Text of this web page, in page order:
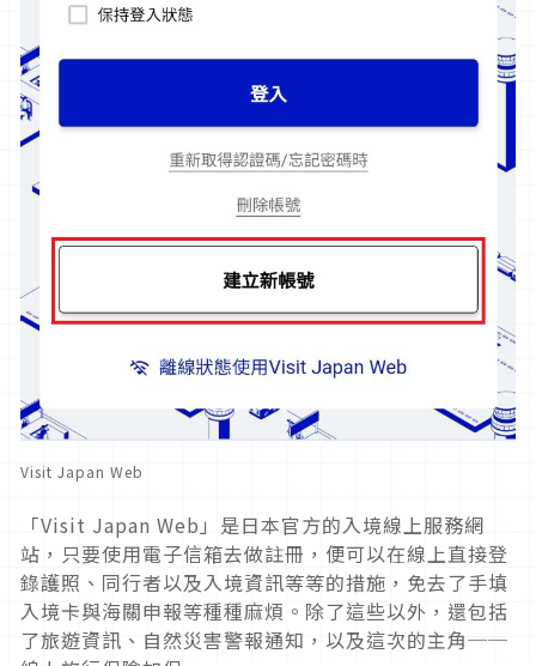
Visit Japan Web
「Visit Japan Web」是日本官方的入境線上服務網
站，只要使用電子信箱去做註冊，便可以在線上直接登
錄護照、同行者以及入境資訊等等的措施，免去了手填
入境卡與海關申報等種種麻煩。除了這些以外，還包括
了旅遊資訊、自然災害警報通知，以及這次的主角──